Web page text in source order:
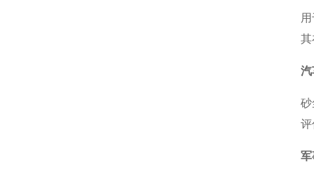
其
汽
砂
评
军